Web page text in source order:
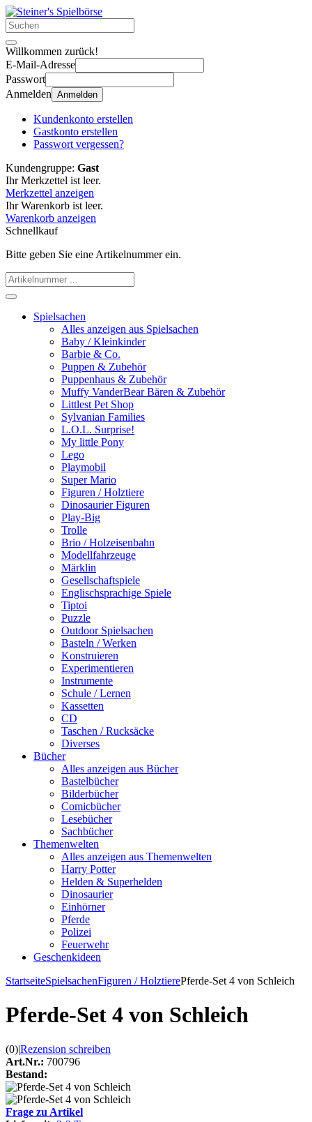
Willkommen zurück!
E-Mail-Adresse
Passwort
Anmelden Anmelden
Kundenkonto erstellen
Gastkonto erstellen
Passwort vergessen?
Kundengruppe: Gast
Ihr Merkzettel ist leer.
Merkzettel anzeigen
Ihr Warenkorb ist leer.
Warenkorb anzeigen
Schnellkauf
Bitte geben Sie eine Artikelnummer ein.
Spielsachen
Alles anzeigen aus Spielsachen
Baby / Kleinkinder
Barbie & Co.
Puppen & Zubehör
Puppenhaus & Zubehör
Muffy VanderBear Bären & Zubehör
Littlest Pet Shop
Sylvanian Families
L.O.L. Surprise!
My little Pony
Lego
Playmobil
Super Mario
Figuren / Holztiere
Dinosaurier Figuren
Play-Big
Trolle
Brio / Holzeisenbahn
Modellfahrzeuge
Märklin
Gesellschaftspiele
Englischsprachige Spiele
Tiptoi
Puzzle
Outdoor Spielsachen
Basteln / Werken
Konstruieren
Experimentieren
Instrumente
Schule / Lernen
Kassetten
CD
Taschen / Rucksäcke
Diverses
Bücher
Alles anzeigen aus Bücher
Bastelbücher
Bilderbücher
Comicbücher
Lesebücher
Sachbücher
Themenwelten
Alles anzeigen aus Themenwelten
Harry Potter
Helden & Superhelden
Dinosaurier
Einhörner
Pferde
Polizei
Feuerwehr
Geschenkideen
StartseiteSpielsachenFiguren / HolztierePferde-Set 4 von Schleich
Pferde-Set 4 von Schleich
(0)|Rezension schreiben
Art.Nr.: 700796
Bestand:
Frage zu Artikel